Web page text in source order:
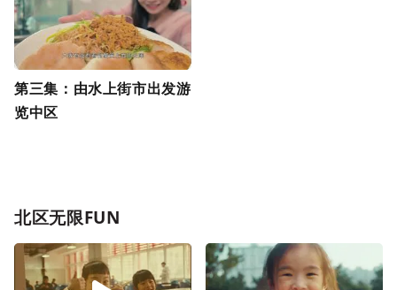
第三集：由水上街市出发游
览中区
北区无限FUN